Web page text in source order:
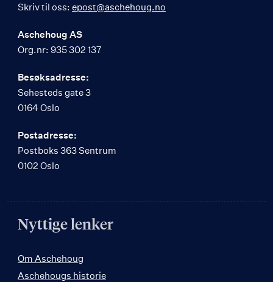
Skriv til oss: epost@aschehoug.no
Aschehoug AS
Org.nr: 935 302 137
Besøksadresse:
Sehesteds gate 3
0164 Oslo
Postadresse:
Postboks 363 Sentrum
0102 Oslo
Nyttige lenker
Om Aschehoug
Aschehougs historie